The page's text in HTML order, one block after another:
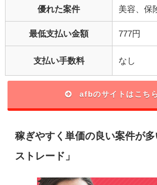
優れた案件 美容、保
最低支払い金額 777円
支払い手数料 なし
afbのサイトはこちら
稼ぎやすく単価の良い案件が
ストレード」